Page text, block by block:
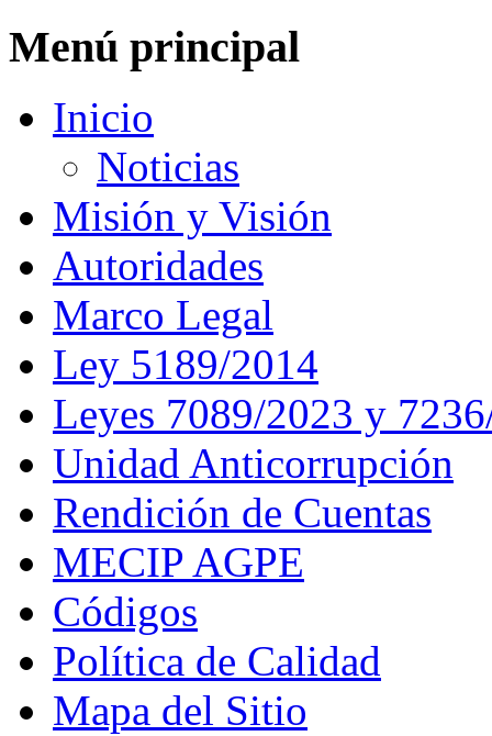
Menú principal
Inicio
Noticias
Misión y Visión
Autoridades
Marco Legal
Ley 5189/2014
Leyes 7089/2023 y
Unidad Anticorrupción
Rendición de Cuentas
MECIP AGPE
Códigos
Política de Calidad
Mapa del Sitio